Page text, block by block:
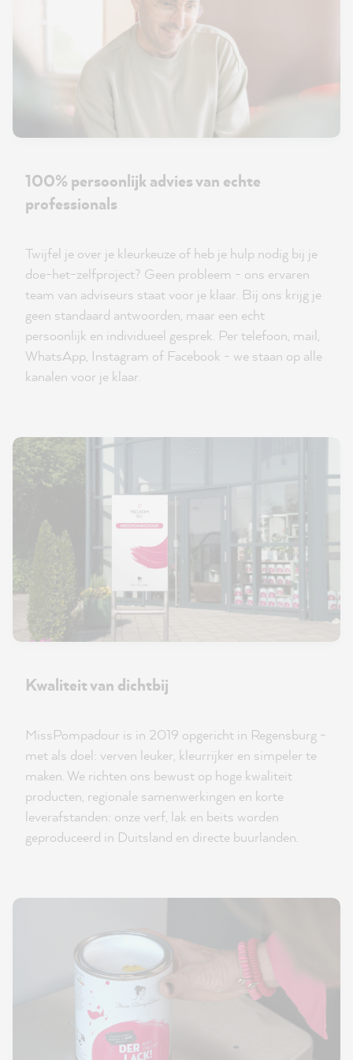
100% persoonlijk advies van echte
professionals
Twijfel je over je kleurkeuze of heb je hulp nodig bij je
doe-het-zelfproject? Geen probleem - ons ervaren
team van adviseurs staat voor je klaar. Bij ons krijg je
geen standaard antwoorden, maar een echt
persoonlijk en individueel gesprek. Per telefoon, mail,
WhatsApp, Instagram of Facebook - we staan op alle
kanalen voor je klaar.
Kwaliteit van dichtbij
MissPompadour is in 2019 opgericht in Regensburg -
met als doel: verven leuker, kleurrijker en simpeler te
maken. We richten ons bewust op hoge kwaliteit
producten, regionale samenwerkingen en korte
leverafstanden: onze verf, lak en beits worden
geproduceerd in Duitsland en directe buurlanden.